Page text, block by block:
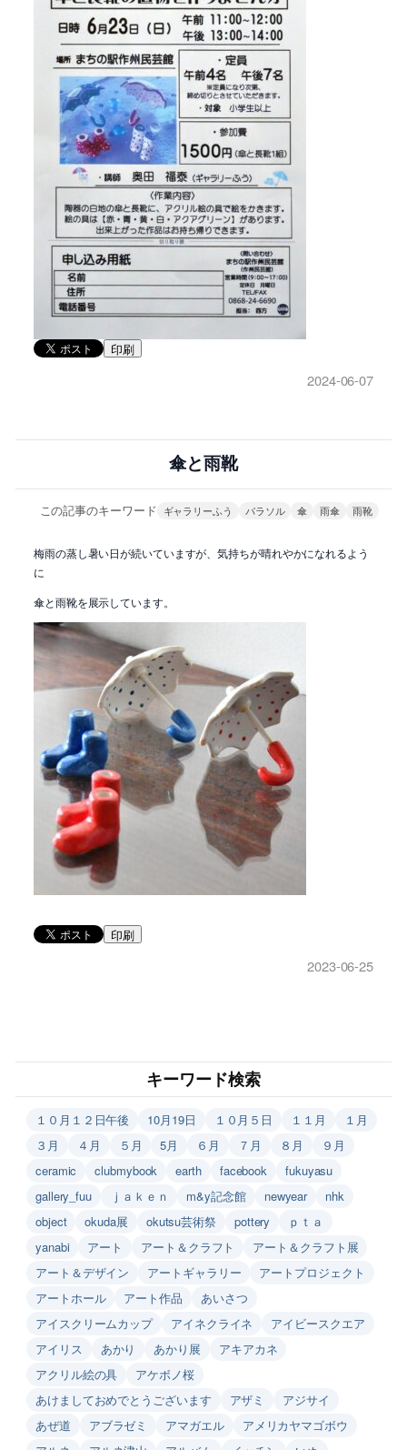
印刷
2024-06-07
傘と雨靴
この記事のキーワード ギャラリーふう パラソル 傘 雨傘 雨靴
梅雨の蒸し暑い日が続いていますが、気持ちが晴れやかになれるよう
に
傘と雨靴を展示しています。
印刷
2023-06-25
キーワード検索
１０月１２日午後 10月19日 １０月５日 １１月
１月
３月
４月 ５月 5月 ６月 ７月 ８月
９月
ceramic
clubmybook earth facebook
fukuyasu
gallery_fuu
ｊａｋｅｎ m&y記念館 newyear
nhk
object
okuda展 okutsu芸術祭 pottery
ｐｔａ
yanabi
アート アート＆クラフト
アート＆クラフト展
アート＆デザイン
アートギャラリー
アートプロジェクト
アートホール
アート作品
あいさつ
アイスクリームカップ
アイネクライネ
アイビースクエア
アイリス
あかり あかり展
アキアカネ
アクリル絵の具
アケボノ桜
あけましておめでとうございます
アザミ
アジサイ
あぜ道
アブラゼミ アマガエル
アメリカヤマゴボウ